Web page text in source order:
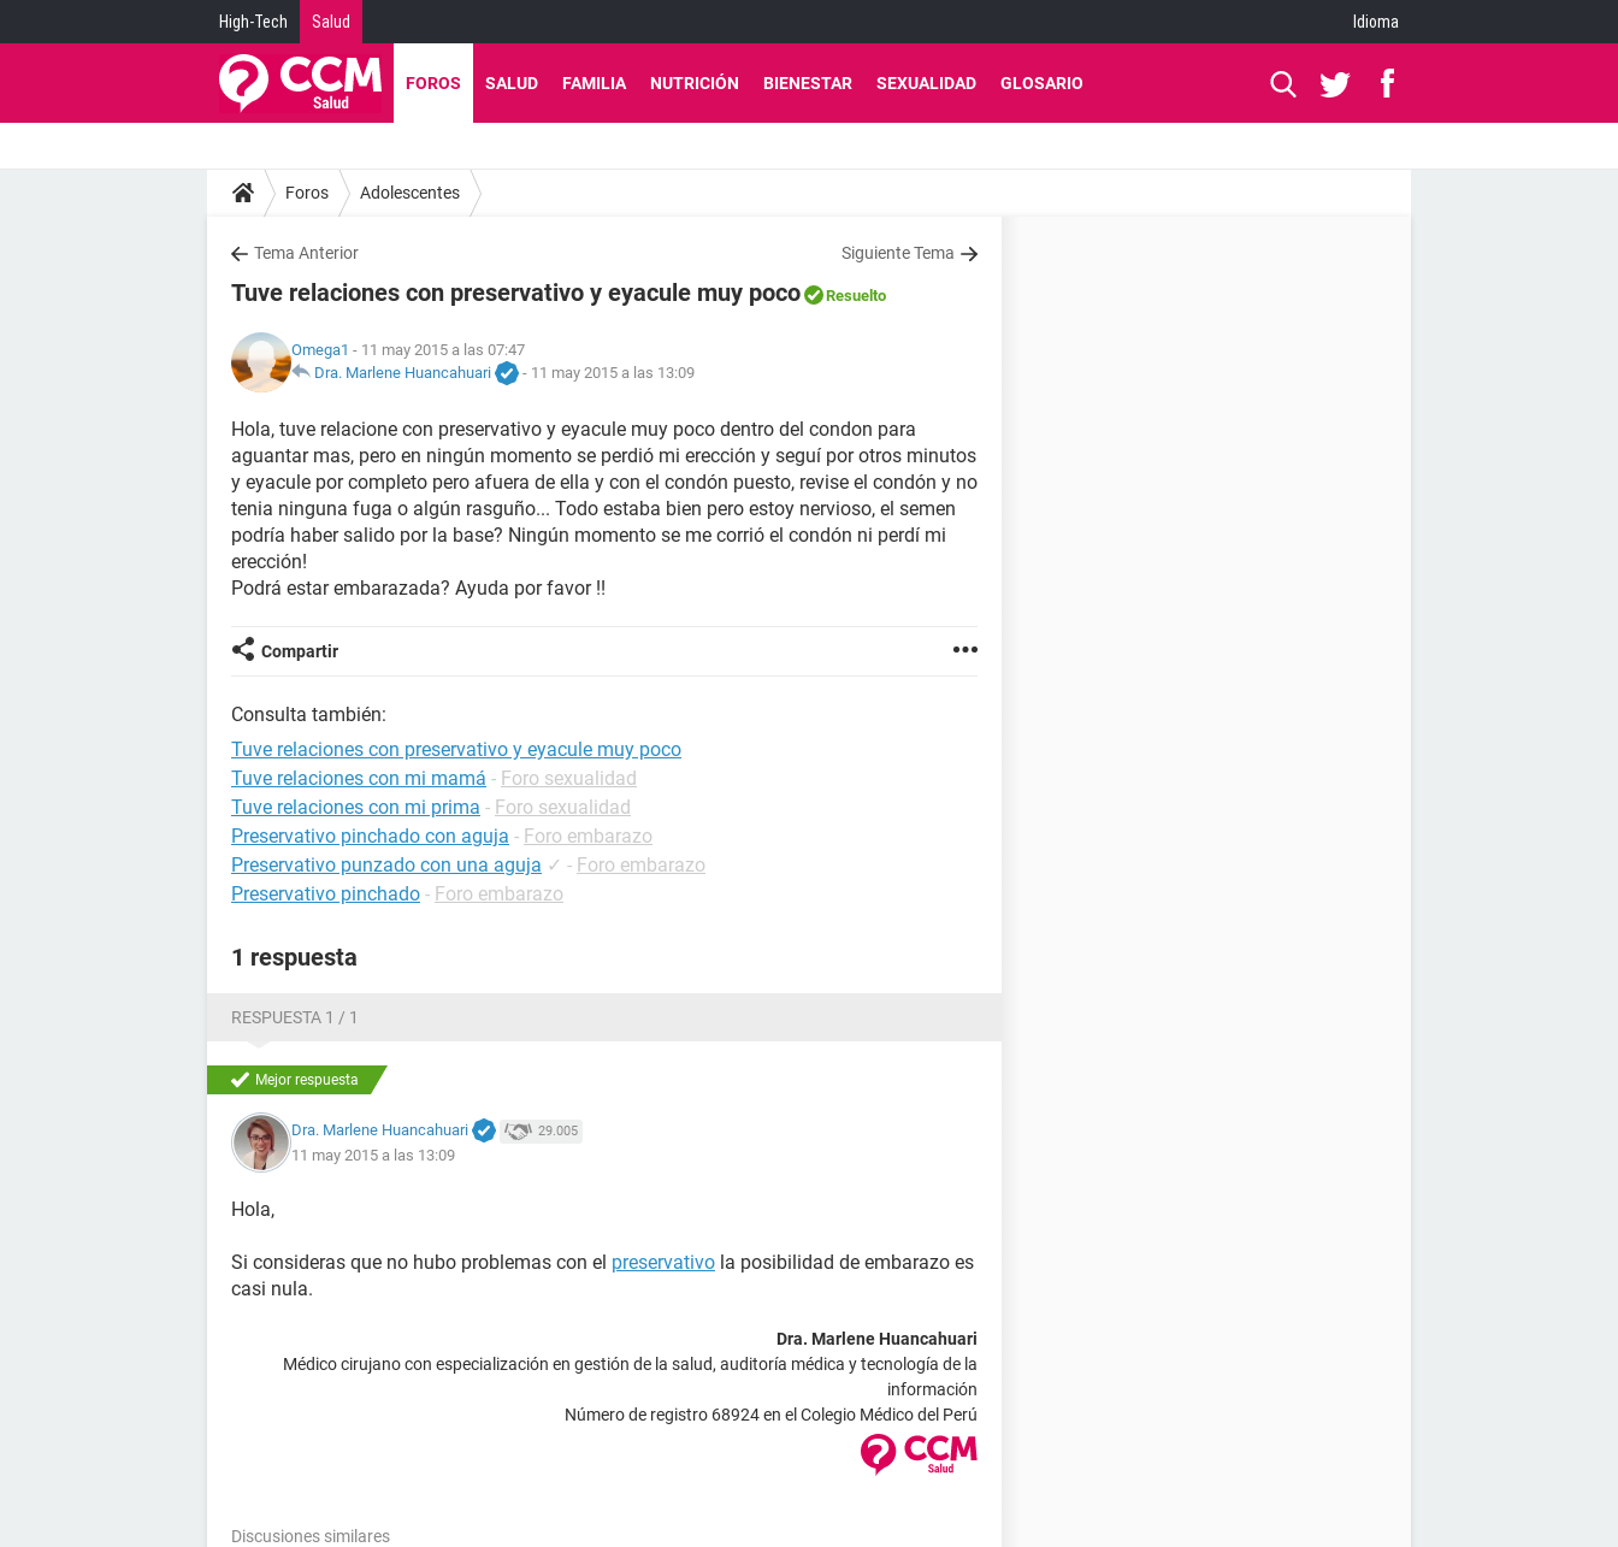
High-Tech Salud Idioma
FOROS SALUD FAMILIA NUTRICIÓN BIENESTAR SEXUALIDAD GLOSARIO
Foros Adolescentes
Tema Anterior Siguiente Tema
Tuve relaciones con preservativo y eyacule muy poco Resuelto
Omega1 - 11 may 2015 a las 07:47
Dra. Marlene Huancahuari
- 11 may 2015 a las 13:09
Hola, tuve relacione con preservativo y eyacule muy poco dentro del condon para
aguantar mas, pero en ningún momento se perdió mi erección y seguí por otros minutos
y eyacule por completo pero afuera de ella y con el condón puesto, revise el condón y no
tenia ninguna fuga o algún rasguño... Todo estaba bien pero estoy nervioso, el semen
podría haber salido por la base? Ningún momento se me corrió el condón ni perdí mi
erección!
Podrá estar embarazada? Ayuda por favor !!
Compartir
Consulta también:
Tuve relaciones con preservativo y eyacule muy poco
Tuve relaciones con mi mamá - Foro sexualidad
Tuve relaciones con mi prima - Foro sexualidad
Preservativo pinchado con aguja - Foro embarazo
Preservativo punzado con una aguja ✓ - Foro embarazo
Preservativo pinchado - Foro embarazo
1 respuesta
RESPUESTA 1 / 1
Mejor respuesta
Dra. Marlene Huancahuari 29.005
11 may 2015 a las 13:09
Hola,
Si consideras que no hubo problemas con el preservativo la posibilidad de embarazo es
casi nula.
Dra. Marlene Huancahuari
Médico cirujano con especialización en gestión de la salud, auditoría médica y tecnología de la
información
Número de registro 68924 en el Colegio Médico del Perú
Discusiones similares